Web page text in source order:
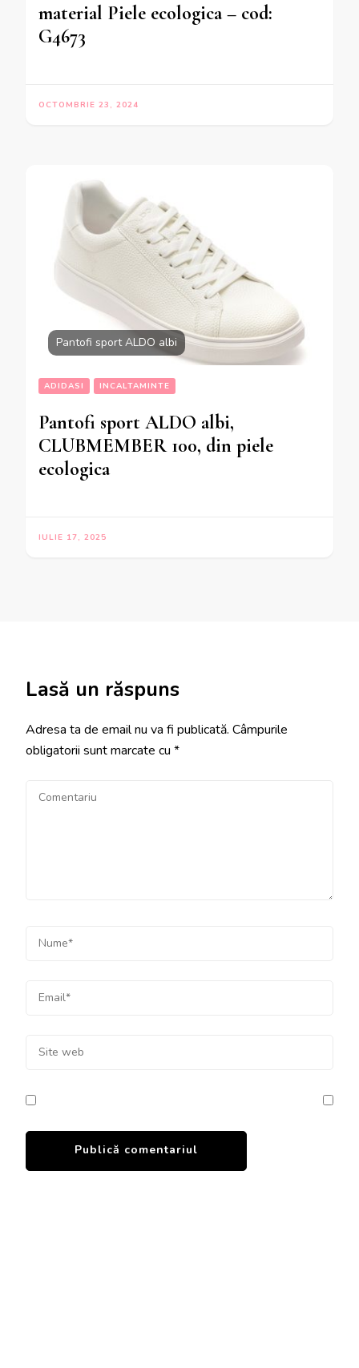
material Piele ecologica – cod:
G4673
OCTOMBRIE 23, 2024
Pantofi sport ALDO albi
ADIDASI INCALTAMINTE
Pantofi sport ALDO albi,
CLUBMEMBER 100, din piele
ecologica
IULIE 17, 2025
Lasă un răspuns
Adresa ta de email nu va fi publicată. Câmpurile
obligatorii sunt marcate cu *